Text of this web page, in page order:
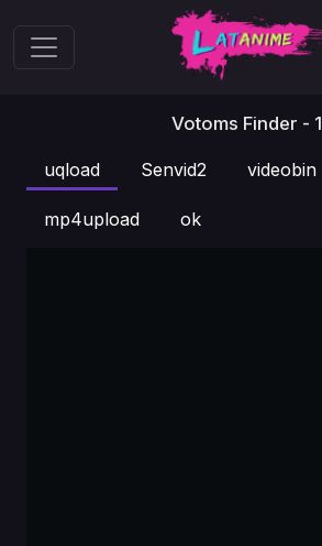
Votoms Finder - 1
uqload Senvid2 videobin
mp4upload ok